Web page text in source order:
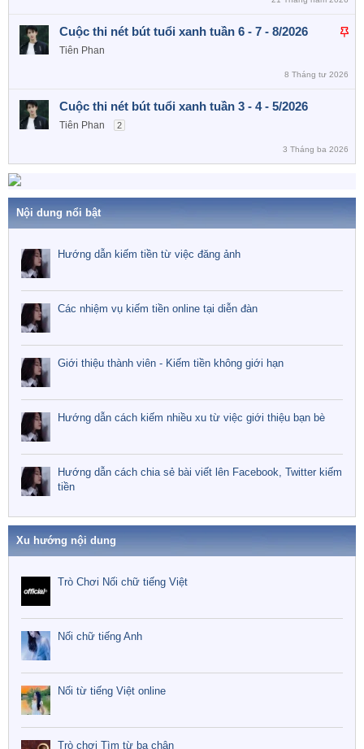
o
D
o
Cuộc thi nét bút tuổi xanh tuần 6 - 7 - 8/2026
Tiên Phan
8 Tháng tư 2026
Cuộc thi nét bút tuổi xanh tuần 3 - 4 - 5/2026
Tiên Phan 2
3 Tháng ba 2026
Nội dung nổi bật
Hướng dẫn kiếm tiền từ việc đăng ảnh
Các nhiệm vụ kiếm tiền online tại diễn đàn
Giới thiệu thành viên - Kiếm tiền không giới hạn
Hướng dẫn cách kiếm nhiều xu từ việc giới thiệu bạn bè
Hướng dẫn cách chia sẻ bài viết lên Facebook, Twitter kiếm
tiền
Xu hướng nội dung
Trò Chơi Nối chữ tiếng Việt
Nối chữ tiếng Anh
Nối từ tiếng Việt online
Trò chơi Tìm từ ba chân